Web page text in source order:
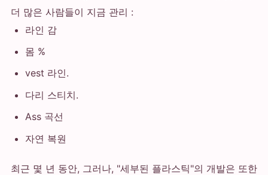
더 많은 사람들이 지금 관리 :
라인 감
몸 %
vest 라인.
다리 스티치.
Ass 곡선
자연 복원
최근 몇 년 동안, 그러나, "세부된 플라스틱"의 개발은 또한